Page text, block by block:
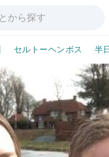
セルトーヘンボス 半